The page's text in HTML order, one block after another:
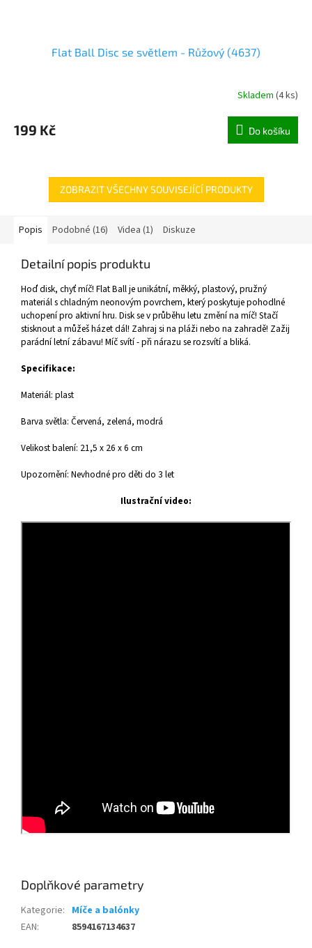
Flat Ball Disc se světlem - Růžový (4637)
Skladem (4 ks)
199 Kč Do košíku
ZOBRAZIT VŠECHNY SOUVISEJÍCÍ PRODUKTY
Popis Podobné (16) Videa (1) Diskuze
Detailní popis produktu
Hoď disk, chyť míč! Flat Ball je unikátní, měkký, plastový, pružný
materiál s chladným neonovým povrchem, který poskytuje pohodlné
uchopení pro aktivní hru. Disk se v průběhu letu změní na míč! Stačí
stisknout a můžeš házet dál! Zahraj si na pláži nebo na zahradě! Zažij
parádní letní zábavu! Míč svítí - při nárazu se rozsvítí a bliká.
Specifikace:
Materiál: plast
Barva světla: Červená, zelená, modrá
Velikost balení: 21,5 x 26 x 6 cm
Upozornění: Nevhodné pro děti do 3 let
Ilustrační video:
Doplňkové parametry
Kategorie: Míče a balónky
EAN: 8594167134637